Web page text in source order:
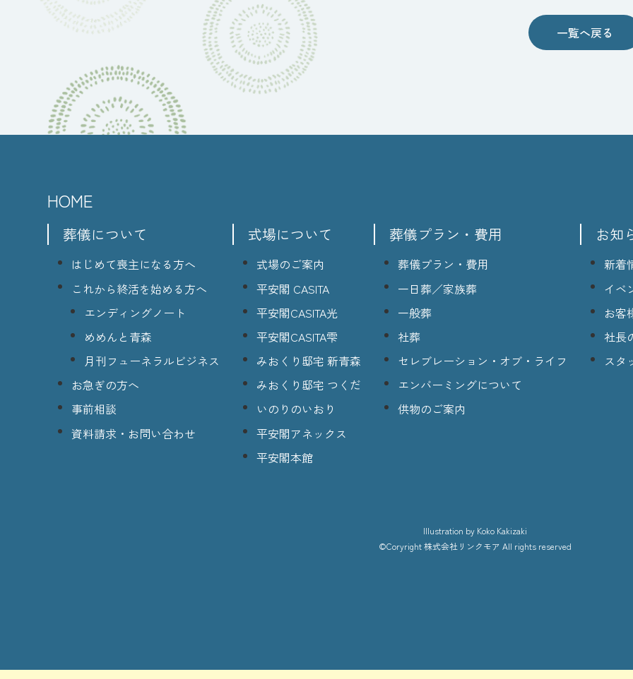
一覧へ戻る
HOME
葬儀について
はじめて喪主になる方へ
これから終活を始める方へ
エンディングノート
めめんと青森
月刊フューネラルビジネス
お急ぎの方へ
事前相談
資料請求・お問い合わせ
式場について
式場のご案内
平安閣 CASITA
平安閣CASITA光
平安閣CASITA雫
みおくり邸宅 新青森
みおくり邸宅 つくだ
いのりのいおり
平安閣アネックス
平安閣本館
葬儀プラン・費用
葬儀プラン・費用
一日葬／家族葬
一般葬
社葬
セレブレーション・オブ・ライフ
エンバーミングについて
供物のご案内
お知
新着
イベ
お客
社長
スタ
lllustration by Koko Kakizaki
©Coryright 株式会社リンクモア All rights reserved